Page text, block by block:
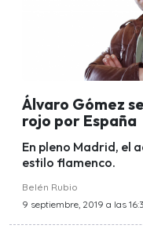
Álvaro Gómez
rojo por España
En pleno Madrid, el
estilo flamenco.
Belén Rubio
9 septiembre, 2019 a las